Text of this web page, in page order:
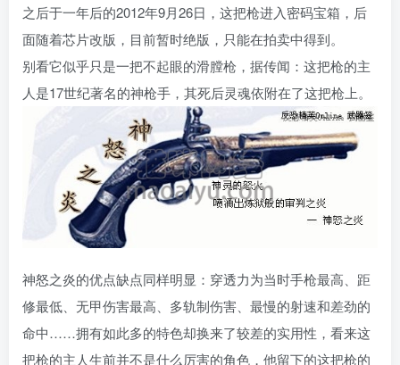
之后于一年后的2012年9月26日，这把枪进入密码宝箱，后
面随着芯片改版，目前暂时绝版，只能在拍卖中得到。
别看它似乎只是一把不起眼的滑膛枪，据传闻：这把枪的主
人是17世纪著名的神枪手，其死后灵魂依附在了这把枪上。
神怒之炎的优点缺点同样明显：穿透力为当时手枪最高、距
修最低、无甲伤害最高、多轨制伤害、最慢的射速和差劲的
命中……拥有如此多的特色却换来了较差的实用性，看来这
把枪的主人生前并不是什么厉害的角色，他留下的这把枪的